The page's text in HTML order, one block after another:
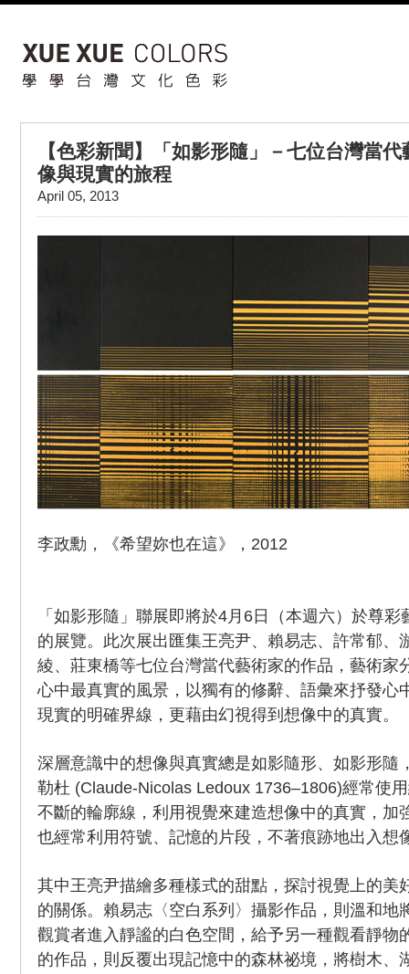
【色彩新聞】「如影形隨」－七位台灣當
像與現實的旅程
April 05, 2013
李政勳，《希望妳也在這》，2012
「如影形隨」聯展即將於4月6日（本週六）於尊
的展覽。此次展出匯集王亮尹、賴易志、許常郁、
綾、莊東橋等七位台灣當代藝術家的作品，藝術家
心中最真實的風景，以獨有的修辭、語彙來抒發心
現實的明確界線，更藉由幻視得到想像中的真實。
深層意識中的想像與真實總是如影隨形、如影形隨
勒杜 (Claude-Nicolas Ledoux 1736–1806)經常使
不斷的輪廓線，利用視覺來建造想像中的真實，加
也經常利用符號、記憶的片段，不著痕跡地出入想
其中王亮尹描繪多種樣式的甜點，探討視覺上的美
的關係。賴易志〈空白系列〉攝影作品，則溫和地
觀賞者進入靜謐的白色空間，給予另一種觀看靜物
的作品，則反覆出現記憶中的森林祕境，將樹木、